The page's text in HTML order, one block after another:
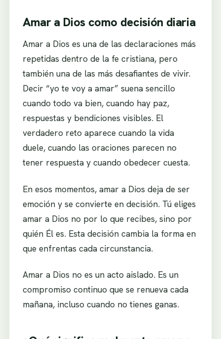
Amar a Dios como decisión diaria
Amar a Dios es una de las declaraciones más
repetidas dentro de la fe cristiana, pero
también una de las más desafiantes de vivir.
Decir “yo te voy a amar” suena sencillo
cuando todo va bien, cuando hay paz,
respuestas y bendiciones visibles. El
verdadero reto aparece cuando la vida
duele, cuando las oraciones parecen no
tener respuesta y cuando obedecer cuesta.
En esos momentos, amar a Dios deja de ser
emoción y se convierte en decisión. Tú eliges
amar a Dios no por lo que recibes, sino por
quién Él es. Esta decisión cambia la forma en
que enfrentas cada circunstancia.
Amar a Dios no es un acto aislado. Es un
compromiso continuo que se renueva cada
mañana, incluso cuando no tienes ganas.